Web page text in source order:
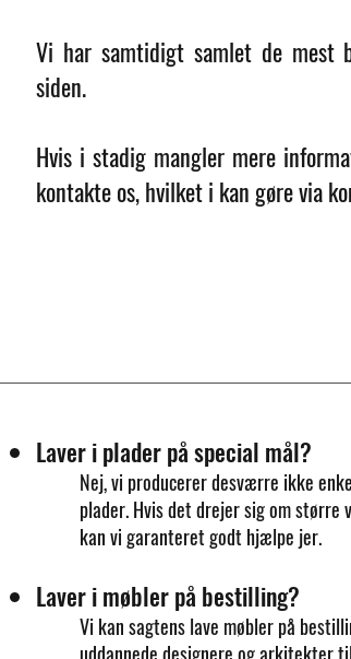
Vi har samtidigt samlet de mest
siden.
Hvis i stadig mangler mere
kontakte os, hvilket i kan gøre via
Laver i plader på special mål?
Nej, vi producerer desværre ikke
plader. Hvis det drejer sig om
kan vi garanteret godt hjælpe jer.
Laver i møbler på bestilling?
Vi kan sagtens lave møbler på